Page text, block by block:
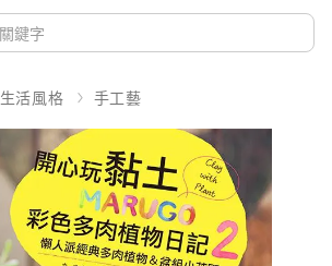
生活風格 手工藝